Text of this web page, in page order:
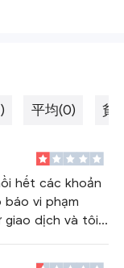
平均(0) 貧
hết các khoản
báo vi phạm
giao dịch và tôi